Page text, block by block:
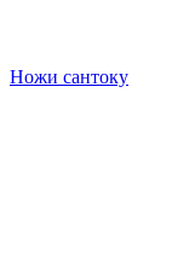
Ножи сантоку